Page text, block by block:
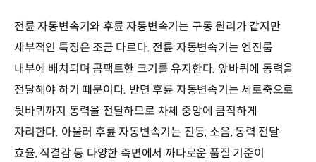
전륜 자동변속기와 후륜 자동변속기는 구동 원리가 같지만
세부적인 특징은 조금 다르다. 전륜 자동변속기는 엔진룸
내부에 배치되며 콤팩트한 크기를 유지한다. 앞바퀴에 동력을
전달해야 하기 때문이다. 반면 후륜 자동변속기는 세로축으로
뒷바퀴까지 동력을 전달하므로 차체 중앙에 큼직하게
자리한다. 아울러 후륜 자동변속기는 진동, 소음, 동력 전달
효율, 직결감 등 다양한 측면에서 까다로운 품질 기준이